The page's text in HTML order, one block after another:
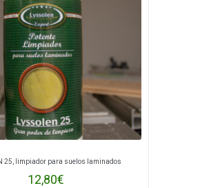
25, limpiador para suelos laminados
12,80€